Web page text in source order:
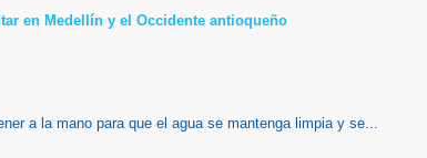
en Medellín y el Occidente antioqueño
a la mano para que el agua se mantenga limpia y se...